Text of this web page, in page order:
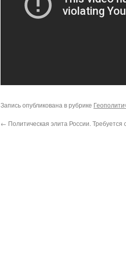
Запись опубликована в рубрике
← Политическая элита России. Требуется